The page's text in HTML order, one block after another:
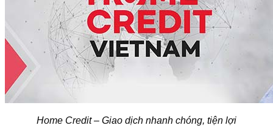
Home Credit – Giao dịch nhanh chóng, tiện lợi